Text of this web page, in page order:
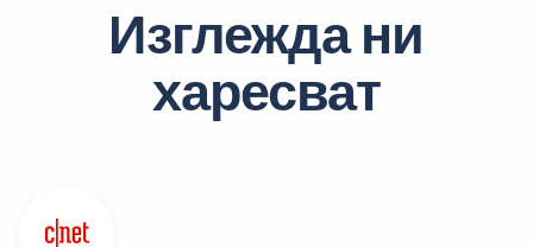
Изглежда ни
харесват